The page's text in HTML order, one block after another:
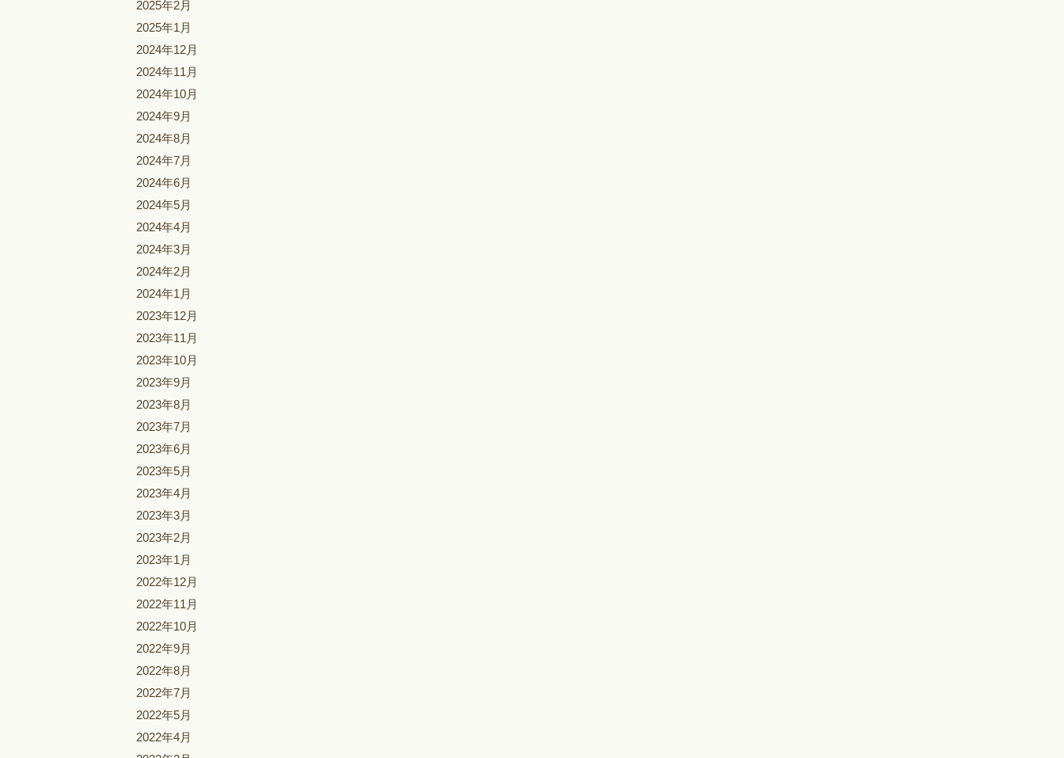
2025年2月
2025年1月
2024年12月
2024年11月
2024年10月
2024年9月
2024年8月
2024年7月
2024年6月
2024年5月
2024年4月
2024年3月
2024年2月
2024年1月
2023年12月
2023年11月
2023年10月
2023年9月
2023年8月
2023年7月
2023年6月
2023年5月
2023年4月
2023年3月
2023年2月
2023年1月
2022年12月
2022年11月
2022年10月
2022年9月
2022年8月
2022年7月
2022年5月
2022年4月